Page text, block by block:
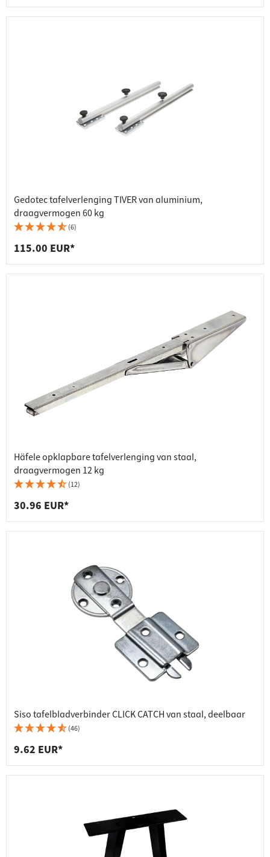
Gedotec tafelverlenging TIVER van aluminium,
draagvermogen 60 kg
(6)
115.00 EUR*
Häfele opklapbare tafelverlenging van staal,
draagvermogen 12 kg
(12)
30.96 EUR*
Siso tafelbladverbinder CLICK CATCH van staal, deelbaar
(46)
9.62 EUR*